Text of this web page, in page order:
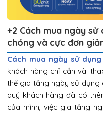
+2 Cách mua ngày
chóng và cực đơn
Cách mua ngày sử
khách hàng chỉ cần vài
thể gia tăng ngày sử dụng
quý khách hàng đã có
của mình, việc gia tăng